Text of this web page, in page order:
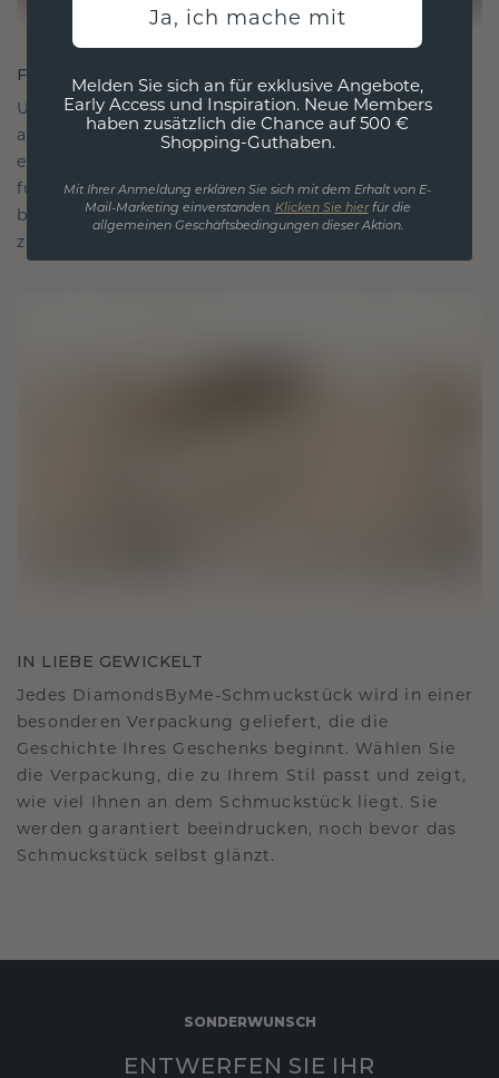
FÜR VERBINDUNGEN GESCHAFFEN
Unsere Designphilosophie ist auf Verbindung
ausgelegt, wobei jedes Stück so gestaltet ist, dass
es die Zeit überdauert. Es wird zu Ihrem Symbol
für Liebe und wertvolle Momente, das dazu
bestimmt ist, für immer getragen und geschätzt
zu werden.
IN LIEBE GEWICKELT
Jedes DiamondsByMe-Schmuckstück wird in einer
besonderen Verpackung geliefert, die die
Geschichte Ihres Geschenks beginnt. Wählen Sie
die Verpackung, die zu Ihrem Stil passt und zeigt,
wie viel Ihnen an dem Schmuckstück liegt. Sie
werden garantiert beeindrucken, noch bevor das
Schmuckstück selbst glänzt.
SONDERWUNSCH
ENTWERFEN SIE IHR
Ja, ich mache mit
Melden Sie sich an für exklusive Angebote,
Early Access und Inspiration. Neue Members
haben zusätzlich die Chance auf 500 €
Shopping-Guthaben.
Mit Ihrer Anmeldung erklären Sie sich mit dem Erhalt von E-
Mail-Marketing einverstanden. Klicken Sie hierfür die
allgemeinen Geschäftsbedingungen dieser Aktion.